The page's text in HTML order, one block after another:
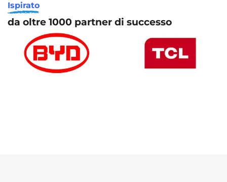
Ispirato
da oltre 1000 partner di successo